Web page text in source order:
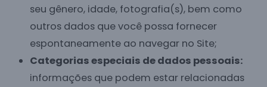
seu gênero, idade, fotografia(s), bem como
outros dados que você possa fornecer
espontaneamente ao navegar no Site;
Categorias especiais de dados pessoais:
informações que podem estar relacionadas